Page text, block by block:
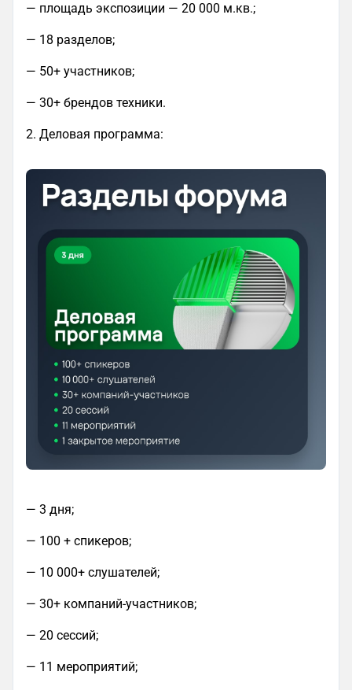
— площадь экспозиции — 20 000 м.кв.;
— 18 разделов;
— 50+ участников;
— 30+ брендов техники.
2. Деловая программа:
— 3 дня;
— 100 + спикеров;
— 10 000+ слушателей;
— 30+ компаний-участников;
— 20 сессий;
— 11 мероприятий;